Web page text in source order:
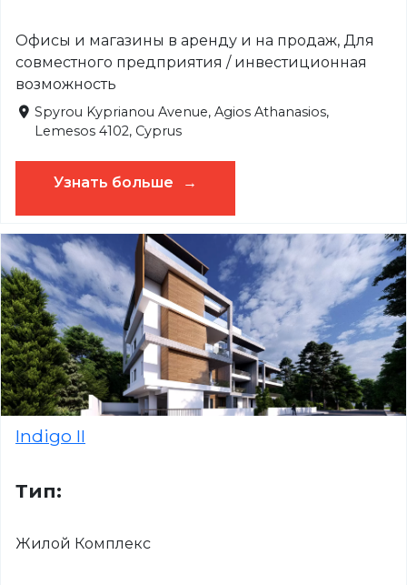
Офисы и магазины в аренду и на продаж, Для
совместного предприятия / инвестиционная
возможность
Spyrou Kyprianou Avenue, Agios Athanasios,
Lemesos 4102, Cyprus
Узнать больше
Indigo II
Тип:
Жилой Комплекс